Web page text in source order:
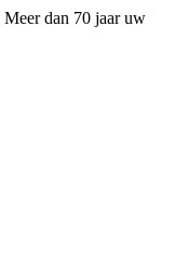
Meer dan 70 jaar uw